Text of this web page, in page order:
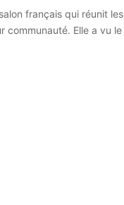
français qui réunit les
communauté. Elle a vu le